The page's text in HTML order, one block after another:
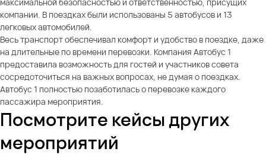
компании. В поездках были использованы 5 автобусов и 13
легковых автомобилей.
Весь транспорт обеспечивал комфорт и удобство в поездке, даже
на длительные по времени перевозки. Компания Автобус 1
предоставила возможность для гостей и участников совета
сосредоточиться на важных вопросах, не думая о поездках.
Автобус 1 полностью позаботилась о перевозке каждого
пассажира мероприятия.
Посмотрите кейсы других
мероприятий